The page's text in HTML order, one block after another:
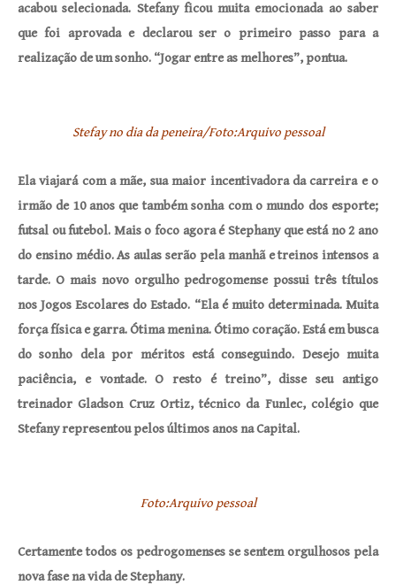
acabou selecionada. Stefany ficou muita emocionada ao saber
que foi aprovada e declarou ser o primeiro passo para a
realização de um sonho. “Jogar entre as melhores”, pontua.
Stefay no dia da peneira/Foto:Arquivo pessoal
Ela viajará com a mãe, sua maior incentivadora da carreira e o
irmão de 10 anos que também sonha com o mundo dos esporte;
futsal ou futebol. Mais o foco agora é Stephany que está no 2 ano
do ensino médio. As aulas serão pela manhã e treinos intensos a
tarde. O mais novo orgulho pedrogomense possui três títulos
nos Jogos Escolares do Estado. “Ela é muito determinada. Muita
força física e garra. Ótima menina. Ótimo coração. Está em busca
do sonho dela por méritos está conseguindo. Desejo muita
paciência, e vontade. O resto é treino”, disse seu antigo
treinador Gladson Cruz Ortiz, técnico da Funlec, colégio que
Stefany representou pelos últimos anos na Capital.
Foto:Arquivo pessoal
Certamente todos os pedrogomenses se sentem orgulhosos pela
nova fase na vida de Stephany.